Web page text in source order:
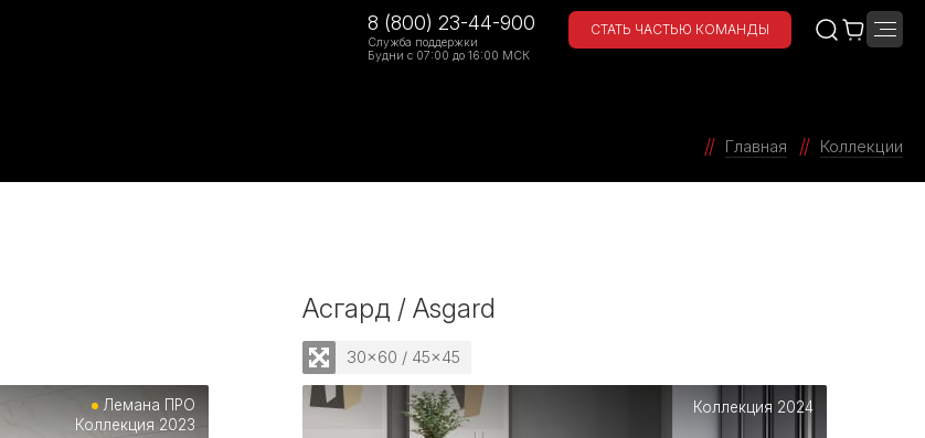
8 (800) 23-44-900
Служба поддержки
Будни с 07:00 до 16:00 МСК
СТАТЬ ЧАСТЬЮ КОМАНДЫ
Главная Коллекции
Лемана ПРО
Коллекция 2023
Асгард / Asgard
30x60 / 45x45
Коллекция 2024